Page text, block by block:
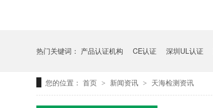
热门关键词： 产品认证机构 CE认证 深圳UL认证
您的位置： 首页 > 新闻资讯 > 天海检测资讯